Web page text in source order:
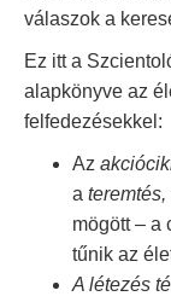
válaszok a
Ez itt a
alapkönyve az
felfedezésekkel:
Az
a
mögött – a
tűnik az
A létezés